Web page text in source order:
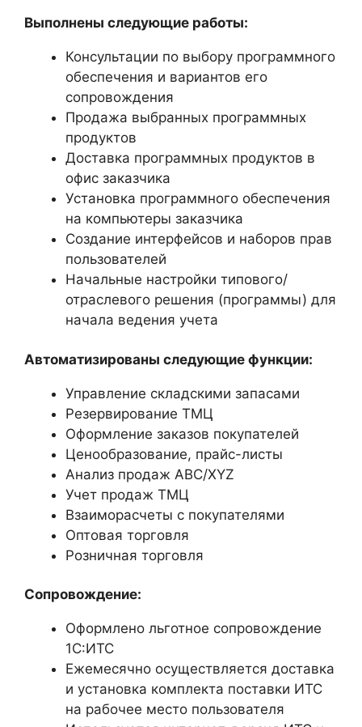
Выполнены следующие работы:
Консультации по выбору программного
обеспечения и вариантов его
сопровождения
Продажа выбранных программных
продуктов
Доставка программных продуктов в
офис заказчика
Установка программного обеспечения
на компьютеры заказчика
Создание интерфейсов и наборов прав
пользователей
Начальные настройки типового/
отраслевого решения (программы) для
начала ведения учета
Автоматизированы следующие функции:
Управление складскими запасами
Резервирование ТМЦ
Оформление заказов покупателей
Ценообразование, прайс-листы
Анализ продаж ABC/XYZ
Учет продаж ТМЦ
Взаиморасчеты с покупателями
Оптовая торговля
Розничная торговля
Сопровождение:
Оформлено льготное сопровождение
1С:ИТС
Ежемесячно осуществляется доставка
и установка комплекта поставки ИТС
на рабочее место пользователя